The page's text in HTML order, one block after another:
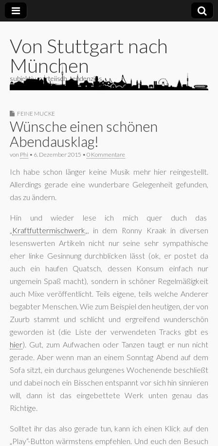
Von Stuttgart nach
München
subjektiv, parteiisch, tendenziös
FEINE MUCKE
Wünsche einen schönen
Abendausklag!
von Phi • 6. Dezember 2015 • 0 Kommentare
Ich habe schon länger keine Musik mehr hier reingestellt.
Allerdings gerade eine wunderbare Gelegenheit gefunden,
das zu ändern.
Hin und wieder lese ich mich quer duch das
Kraftfuttermischwerk „, in dem Ronny Kraak in diversen
lesenswerten Artikeln nicht nur seine sehr sympathische
eher linke Gesinnung durchblicken lässt (ok, er postet da
auch ein haufen Quatsch, dessen Konsum einfach nur
ungemein Spaß macht), sondern in schöner Regelmäßigkeit
auch Mixe veröffentlicht. Teils eigene, teils welche Anderer
begabter Menschen. Wie zum Beispiel den heutigen, der von
Zuurb stammt und schlicht und ergreifend wunderschön
geworden ist (die Liste der verwendeten Tracks gibt es
hier). Gut, zum Aufwachen oder Tanzen taugt er nun nicht
gerade. Aber wenn man an einem Sonntag Abend auf dem
Sofa sitzt, ein durchaus gelungenes Wochenende beschließt
und dabei noch ein Bisschen entspannt vor sich hin sinnieren
will, dann ist das eingebettete Werk unten genau das
Richtige.
Solltet ihr das also gerade tun, kann ich einen Klick auf den
„Play“-Button wärmstens empfehlen. Und euch den Besuch